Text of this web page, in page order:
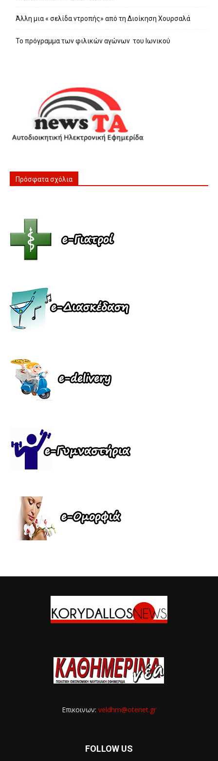
Άλλη μια « σελίδα ντροπής» από τη Διοίκηση Χουρσαλά
Το πρόγραμμα των φιλικών αγώνων του Ιωνικού
Πρόσφατα σχόλια
Επικοινων: veldhm@otenet.gr
FOLLOW US